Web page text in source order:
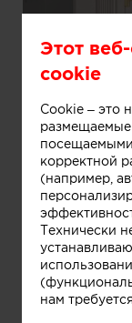
Этот
cookie
Cookie – это
корректной
(например,
Технически
нам